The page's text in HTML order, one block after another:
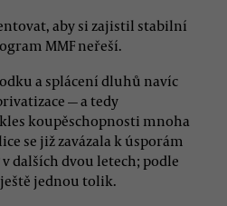
aby si zajistil stabilní
MMF neřeší.
a splácení dluhů navíc
— a tedy
koupěschopnosti mnoha
se již zavázala k úsporám
dalších dvou letech; podle
jednou tolik.